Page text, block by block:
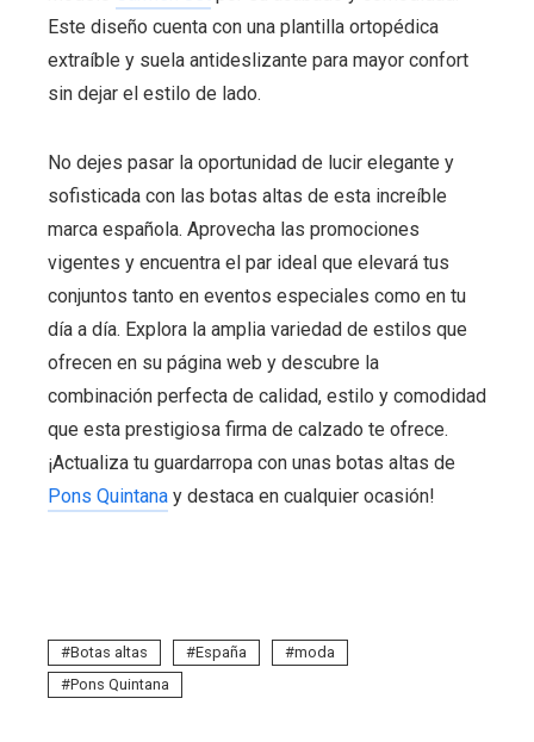
Este diseño cuenta con una plantilla ortopédica
extraíble y suela antideslizante para mayor confort
sin dejar el estilo de lado.
No dejes pasar la oportunidad de lucir elegante y
sofisticada con las botas altas de esta increíble
marca española. Aprovecha las promociones
vigentes y encuentra el par ideal que elevará tus
conjuntos tanto en eventos especiales como en tu
día a día. Explora la amplia variedad de estilos que
ofrecen en su página web y descubre la
combinación perfecta de calidad, estilo y comodidad
que esta prestigiosa firma de calzado te ofrece.
¡Actualiza tu guardarropa con unas botas altas de
Pons Quintana y destaca en cualquier ocasión!
Botas altas España
moda
Pons Quintana